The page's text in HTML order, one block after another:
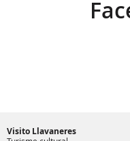
Visito Llavaneres